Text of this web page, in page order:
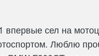
впервые сел на
Люблю